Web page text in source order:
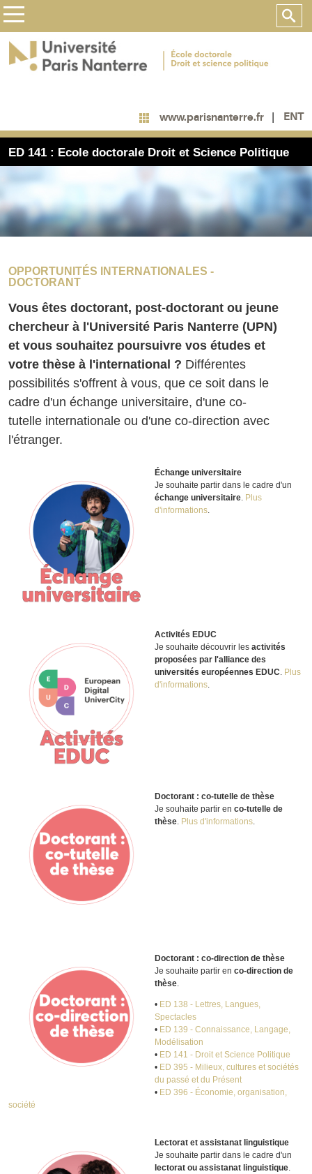
www.parisnanterre.fr ENT
ED 141 : Ecole doctorale Droit et Science Politique
OPPORTUNITÉS INTERNATIONALES -
DOCTORANT
Vous êtes doctorant, post-doctorant ou jeune
chercheur à l'Université Paris Nanterre (UPN)
et vous souhaitez poursuivre vos études et
votre thèse à l'international ? Différentes
possibilités s'offrent à vous, que ce soit dans le
cadre d'un échange universitaire, d'une co-
tutelle internationale ou d'une co-direction avec
l'étranger.
Échange universitaire
Je souhaite partir dans le cadre d'un
échange universitaire. Plus
d'informations.
Activités EDUC
Je souhaite découvrir les activités
proposées par l'alliance des
universités européennes EDUC. Plus
d'informations.
Doctorant : co-tutelle de thèse
Je souhaite partir en co-tutelle de
thèse. Plus d'informations.
Doctorant : co-direction de thèse
Je souhaite partir en co-direction de
thèse.
• ED 138 - Lettres, Langues,
Spectacles
• ED 139 - Connaissance, Langage,
Modélisation
• ED 141 - Droit et Science Politique
• ED 395 - Milieux, cultures et sociétés
du passé et du Présent
• ED 396 - Économie, organisation,
société
Lectorat et assistanat linguistique
Je souhaite partir dans le cadre d'un
lectorat ou assistanat linguistique.